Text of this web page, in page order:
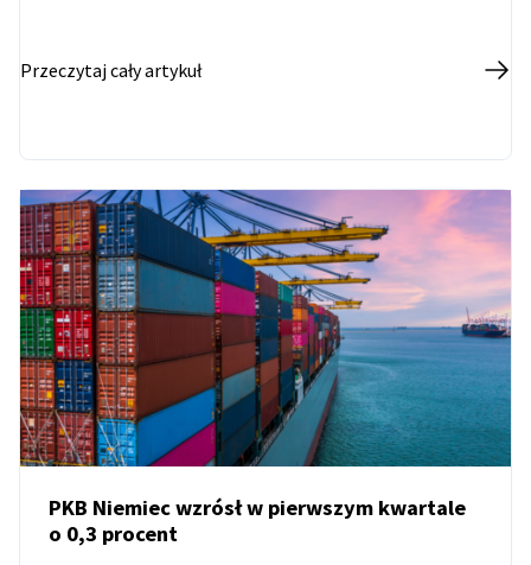
Przeczytaj cały artykuł
PKB Niemiec wzrósł w pierwszym kwartale
o 0,3 procent